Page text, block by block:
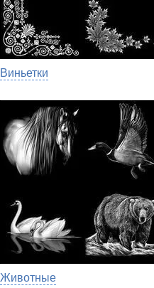
Виньетки
Животные